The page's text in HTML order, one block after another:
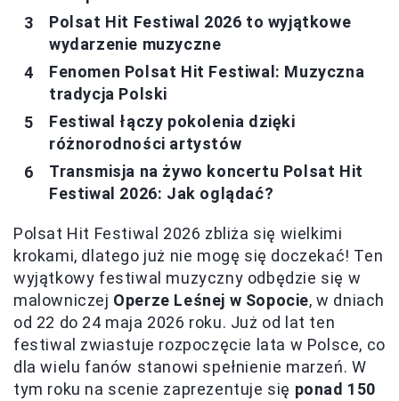
Polsat Hit Festiwal 2026 to wyjątkowe
wydarzenie muzyczne
Fenomen Polsat Hit Festiwal: Muzyczna
tradycja Polski
Festiwal łączy pokolenia dzięki
różnorodności artystów
Transmisja na żywo koncertu Polsat Hit
Festiwal 2026: Jak oglądać?
Polsat Hit Festiwal 2026 zbliża się wielkimi
krokami, dlatego już nie mogę się doczekać! Ten
wyjątkowy festiwal muzyczny odbędzie się w
malowniczej Operze Leśnej w Sopocie, w dniach
od 22 do 24 maja 2026 roku. Już od lat ten
festiwal zwiastuje rozpoczęcie lata w Polsce, co
dla wielu fanów stanowi spełnienie marzeń. W
tym roku na scenie zaprezentuje się ponad 150